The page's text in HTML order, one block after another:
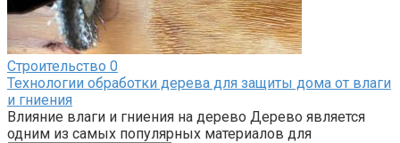
Строительство 0
Технологии обработки дерева для защиты дома от влаги
и гниения
Влияние влаги и гниения на дерево Дерево является
одним из самых популярных материалов для